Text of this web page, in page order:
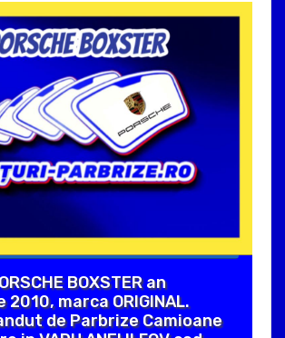
BOXSTER an
marca ORIGINAL.
de Parbrize Camioane